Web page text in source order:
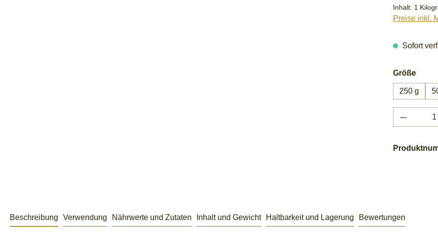
Inhalt: 1
Preise inkl.
Sofort
Größe
250 g
Beschreibung Verwendung Nährwerte und Zutaten Inhalt und Gewicht Haltbarkeit und Lagerung Bewertungen